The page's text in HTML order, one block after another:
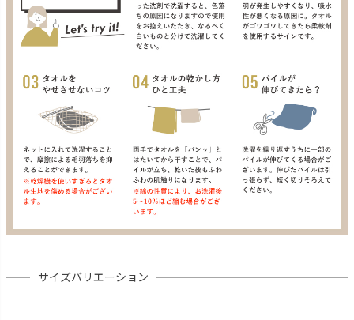
サイズバリエーション